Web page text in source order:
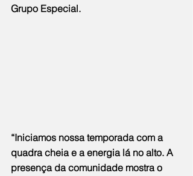
Grupo Especial.
“Iniciamos nossa temporada com a
quadra cheia e a energia lá no alto. A
presença da comunidade mostra o